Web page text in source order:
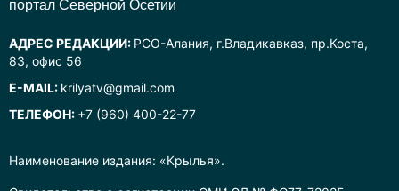
Наименование издания: «Крылья».
портал Северной Осетии
АДРЕС РЕДАКЦИИ: РСО-Алания, г.Владикавказ, пр.Коста,
83, офис 56
E-MAIL: krilyatv@gmail.com
ТЕЛЕФОН: +7 (960) 400-22-77